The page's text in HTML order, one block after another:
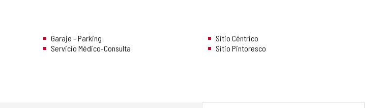
Garaje - Parking
Servicio Médico-Consulta
Sitio Céntrico
Sitio Pintoresco